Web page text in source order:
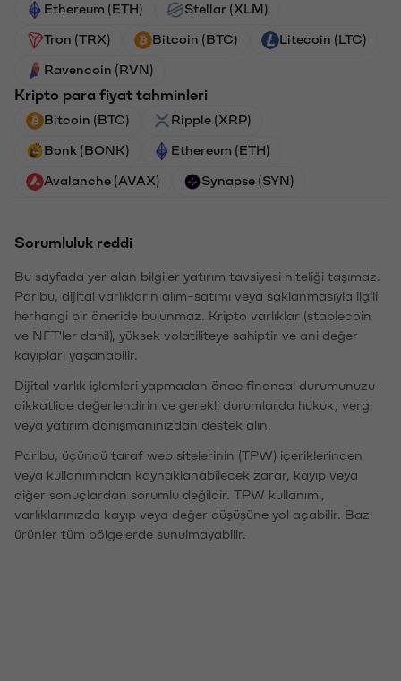
Ethereum (ETH) Stellar (XLM)
Tron (TRX) Bitcoin (BTC) Litecoin (LTC)
Ravencoin (RVN)
Kripto para fiyat tahminleri
Bitcoin (BTC) Ripple (XRP)
Bonk (BONK) Ethereum (ETH)
Avalanche (AVAX) Synapse (SYN)
Sorumluluk reddi
Bu sayfada yer alan bilgiler yatırım tavsiyesi niteliği taşımaz.
Paribu, dijital varlıkların alım-satımı veya saklanmasıyla ilgili
herhangi bir öneride bulunmaz. Kripto varlıklar (stablecoin
ve NFT'ler dahil), yüksek volatiliteye sahiptir ve ani değer
kayıpları yaşanabilir.
Dijital varlık işlemleri yapmadan önce finansal durumunuzu
dikkatlice değerlendirin ve gerekli durumlarda hukuk, vergi
veya yatırım danışmanınızdan destek alın.
Paribu, üçüncü taraf web sitelerinin (TPW) içeriklerinden
veya kullanımından kaynaklanabilecek zarar, kayıp veya
diğer sonuçlardan sorumlu değildir. TPW kullanımı,
varlıklarınızda kayıp veya değer düşüşüne yol açabilir. Bazı
ürünler tüm bölgelerde sunulmayabilir.